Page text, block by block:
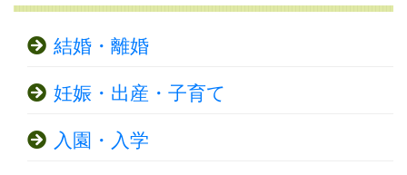
結婚・離婚
妊娠・出産・子育て
入園・入学